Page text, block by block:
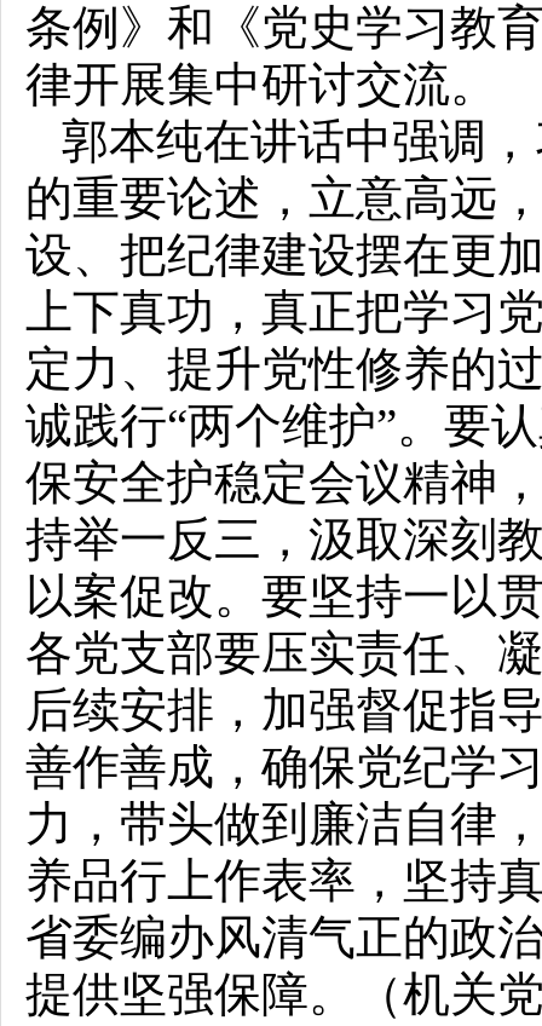
条例》和《党史学习教
律开展集中研讨交流。
郭本纯在讲话中强调
的重要论述，立意高远
设、把纪律建设摆在更
上下真功，真正把学习
定力、提升党性修养的
诚践行“两个维护”。要
保安全护稳定会议精神
持举一反三，汲取深刻
以案促改。要坚持一以
各党支部要压实责任、
后续安排，加强督促指
善作善成，确保党纪学
力，带头做到廉洁自律
养品行上作表率，坚持
省委编办风清气正的政
提供坚强保障。（机关